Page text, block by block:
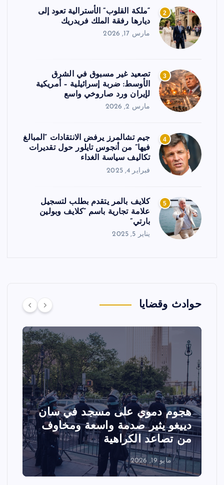
2
“ملكة القلوب” الأسترالية تعود إلى
ديارها رفقة الملك فريدريك
مارس 17, 2026
3
تصعيد غير مسبوق في الشرق
الأوسط: ضربة إسرائيلية – أمريكية
لإيران ورد صاروخي واسع
مارس 2, 2026
4
جيم تشالمرز يرفض الانتقادات “المبالغ
فيها” من أنجوس تايلور حول تقديرات
تكاليف سياسة الغداء
فبراير 4, 2025
5
كلايف بالمر يتقدم بطلب لتسجيل
علامة تجارية باسم “كلايف وبولين
بارتي”
يناير 5, 2025
حوادث وقضايا
هجوم دموي على مسجد في سان
دييغو يثير صدمة واسعة ومخاوف
من تصاعد الكراهية
مايو 19, 2026